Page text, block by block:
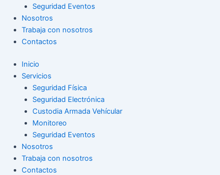
Seguridad Eventos
Nosotros
Trabaja con nosotros
Contactos
Inicio
Servicios
Seguridad Física
Seguridad Electrónica
Custodia Armada Vehícular
Monitoreo
Seguridad Eventos
Nosotros
Trabaja con nosotros
Contactos